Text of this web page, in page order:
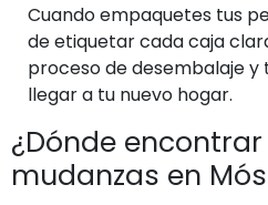
Cuando empaquetes tus
de etiquetar cada caja
proceso de desembalaje
llegar a tu nuevo hogar.
¿Dónde
mudanzas en